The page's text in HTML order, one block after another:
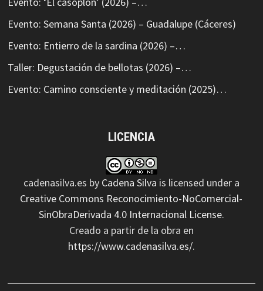
Evento: Semana Santa (2026) – Guadalupe (Cáceres)
Evento: Entierro de la sardina (2026) –…
Taller: Degustación de bellotas (2026) –…
Evento: Camino consciente y meditación (2025)…
LICENCIA
cadenasilva.es by Cadena Silva is licensed under a
Creative Commons Reconocimiento-NoComercial-
SinObraDerivada 4.0 Internacional License.
Creado a partir de la obra en
https://www.cadenasilva.es/.